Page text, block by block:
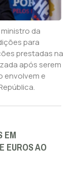
da
para
prestadas na
após serem
envolvem e
EM
EUROS AO